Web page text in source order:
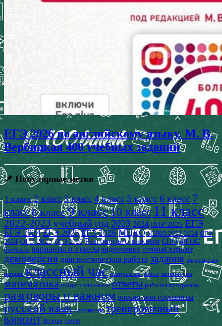
ЕГЭ 2026 по английскому языку. М. В.
Вербицкая 400 учебных заданий
📌 Популярные метки
1 класс 2 класс3 класс4 класс 5 класс 6 класс 7
класс8 класс9 класс10 класс 11 класс
2022-2023 учебный год 2023 2024 ВПР 2025 ЕГЭ
ЕГЭ 2024 ЕГЭ 2025 ЕГЭ 2026 МЦКО МЦКО 2023-2024 ОГЭ
2024 ОГЭ 2025 ОГЭ 2026 Разговоры о важном СПО ФГОС
биология варианты и ответы видеоролики готовый вариант
демоверсия диагностическая работа задания информатика
история классный час контрольная работа литература
математика обществознание ответы рабочая программа
разговоры о важном россия мои горизонты
русский язык сочинение тренировочный
вариант физика химия